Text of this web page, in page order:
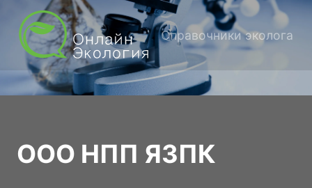
Справочники эколога
ООО НПП ЯЗПК